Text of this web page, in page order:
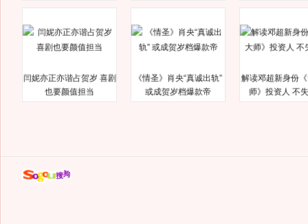
闫妮亦正亦谐占贺岁 喜剧
也要颜值担当
《情圣》肖央“真诚出轨”
或成贺岁档爆款帝
解读邓超新身份
师》投资人 不